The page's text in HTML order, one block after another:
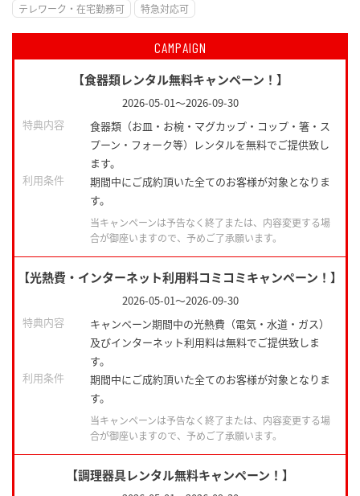
テレワーク・在宅勤務可
特急対応可
CAMPAIGN
【食器類レンタル無料キャンペーン！】
2026-05-01～2026-09-30
特典内容
食器類（お皿・お椀・マグカップ・コップ・箸・ス
プーン・フォーク等）レンタルを無料でご提供致し
ます。
利用条件
期間中にご成約頂いた全てのお客様が対象となりま
す。
当キャンペーンは予告なく終了または、内容変更する場
合が御座いますので、予めご了承願います。
【光熱費・インターネット利用料コミコミキャンペーン！】
2026-05-01～2026-09-30
特典内容
キャンペーン期間中の光熱費（電気・水道・ガス）
及びインターネット利用料は無料でご提供致しま
す。
利用条件
期間中にご成約頂いた全てのお客様が対象となりま
す。
当キャンペーンは予告なく終了または、内容変更する場
合が御座いますので、予めご了承願います。
【調理器具レンタル無料キャンペーン！】